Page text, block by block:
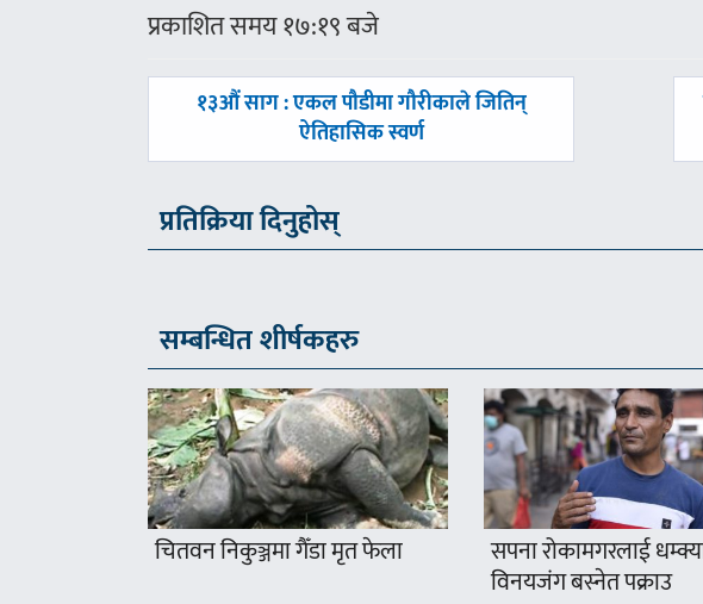
प्रकाशित समय १७:१९ बजे
पछिल्लाे
१३औं साग : एकल पौडीमा गौरीकाले जितिन्
ऐतिहासिक स्वर्ण
प्रतिक्रिया दिनुहोस्
सम्बन्धित शीर्षकहरु
चितवन निकुञ्जमा गैँडा मृत फेला सपना रोकामगरलाई
विनयजंग बस्नेत पक्राउ